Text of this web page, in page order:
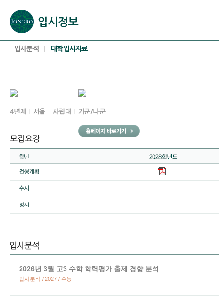
2026년 3월 고3 수학 학력평가 출제 경향 분석
입시분석 / 2027 / 수능